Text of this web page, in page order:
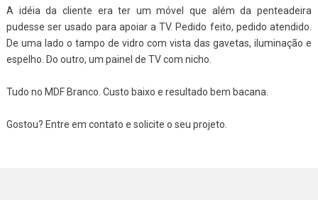
A idéia da cliente era ter um móvel que além da penteadeira
pudesse ser usado para apoiar a TV. Pedido feito, pedido atendido.
De uma lado o tampo de vidro com vista das gavetas, iluminação e
espelho. Do outro, um painel de TV com nicho.
Tudo no MDF Branco. Custo baixo e resultado bem bacana.
Gostou? Entre em contato e solicite o seu projeto.